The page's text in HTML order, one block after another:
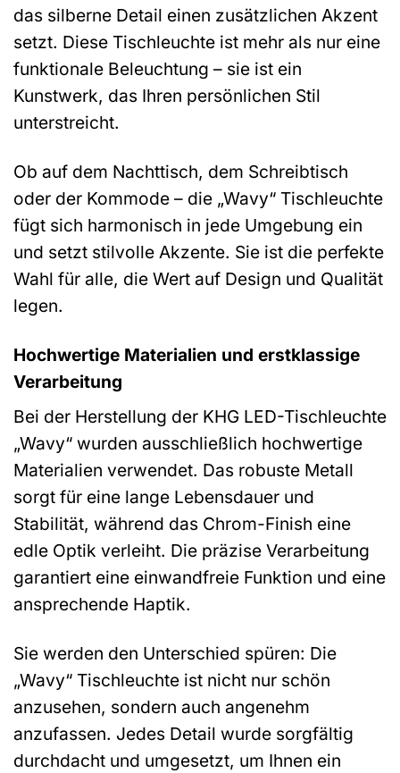
das silberne Detail einen zusätzlichen Akzent
setzt. Diese Tischleuchte ist mehr als nur eine
funktionale Beleuchtung – sie ist ein
Kunstwerk, das Ihren persönlichen Stil
unterstreicht.
Ob auf dem Nachttisch, dem Schreibtisch
oder der Kommode – die „Wavy“ Tischleuchte
fügt sich harmonisch in jede Umgebung ein
und setzt stilvolle Akzente. Sie ist die perfekte
Wahl für alle, die Wert auf Design und Qualität
legen.
Hochwertige Materialien und erstklassige
Verarbeitung
Bei der Herstellung der KHG LED-Tischleuchte
„Wavy“ wurden ausschließlich hochwertige
Materialien verwendet. Das robuste Metall
sorgt für eine lange Lebensdauer und
Stabilität, während das Chrom-Finish eine
edle Optik verleiht. Die präzise Verarbeitung
garantiert eine einwandfreie Funktion und eine
ansprechende Haptik.
Sie werden den Unterschied spüren: Die
„Wavy“ Tischleuchte ist nicht nur schön
anzusehen, sondern auch angenehm
anzufassen. Jedes Detail wurde sorgfältig
durchdacht und umgesetzt, um Ihnen ein